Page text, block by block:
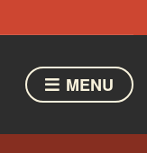
MENU